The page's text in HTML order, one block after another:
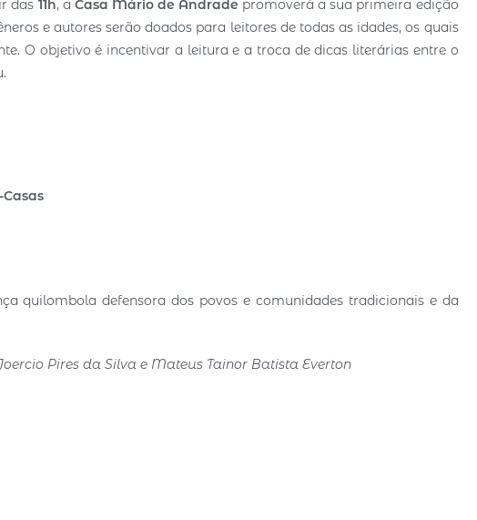
das 11h, a Casa Mário de Andrade promoverá a sua primeira edição
e autores serão doados para leitores de todas as idades, os quais
O objetivo é incentivar a leitura e a troca de dicas literárias entre o
quilombola defensora dos povos e comunidades tradicionais e da
Pires da Silva e Mateus Tainor Batista Everton